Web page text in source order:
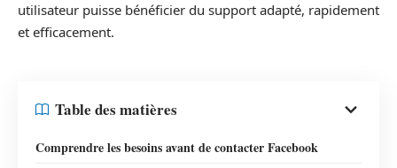
utilisateur puisse bénéficier du support adapté, rapidement
et efficacement.
Table des matières
Comprendre les besoins avant de contacter Facebook